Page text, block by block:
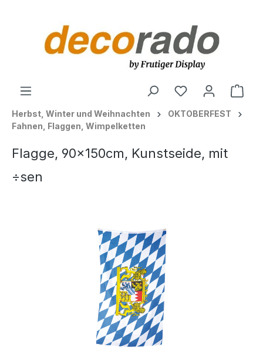
Herbst, Winter und Weihnachten
OKTOBERFEST
Fahnen, Flaggen, Wimpelketten
Flagge, 90x150cm, Kunstseide, mit
÷sen
Bildergalerie überspringen